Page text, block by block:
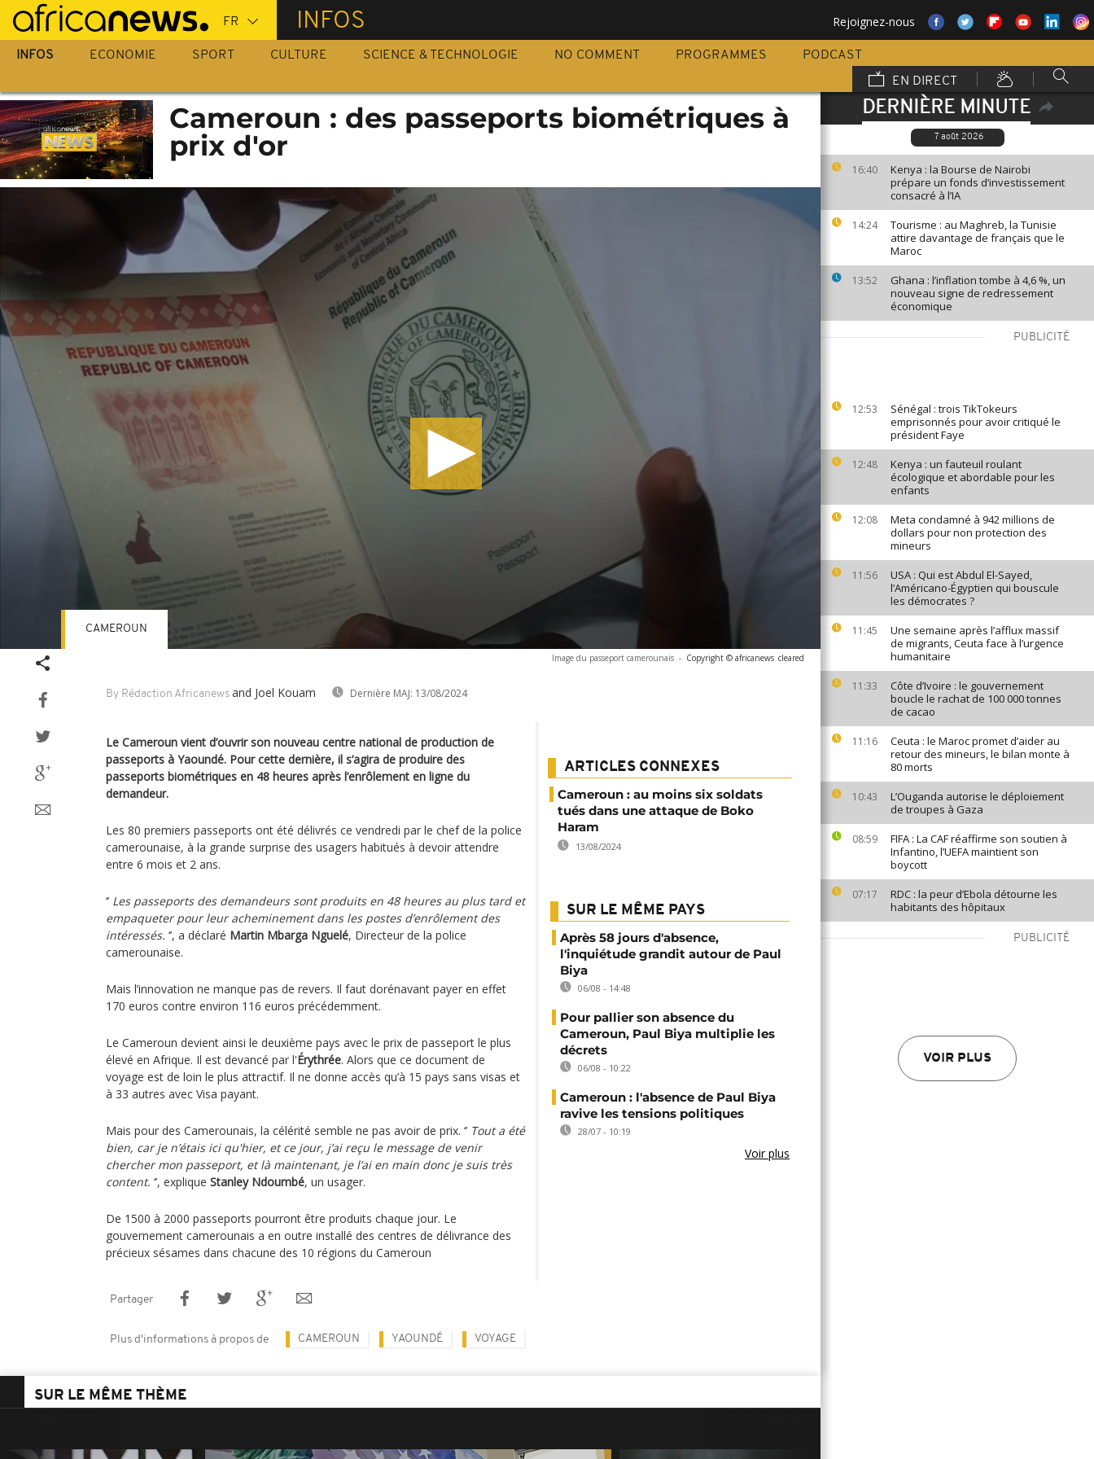
Passer
au
contenu
INFOS Rejoignez-nous
INFOS ECONOMIE SPORT CULTURE SCIENCE & TECHNOLOGIE NO COMMENT PROGRAMMES
PODCAST
EN DIRECT
DERNIÈRE MINUTE
7 août 2026
16:40
Kenya : la Bourse de Nairobi
prépare un fonds d’investissement
consacré à l’IA
14:24
Tourisme : au Maghreb, la Tunisie
attire davantage de français que le
Maroc
13:52
Ghana : l’inflation tombe à 4,6 %, un
nouveau signe de redressement
économique
PUBLICITÉ
12:53
Sénégal : trois TikTokeurs
emprisonnés pour avoir critiqué le
président Faye
12:48
Kenya : un fauteuil roulant
écologique et abordable pour les
enfants
12:08
Meta condamné à 942 millions de
dollars pour non protection des
mineurs
11:56
USA : Qui est Abdul El-Sayed,
l’Américano-Égyptien qui bouscule
les démocrates ?
11:45
Une semaine après l’afflux massif
de migrants, Ceuta face à l’urgence
humanitaire
11:33
Côte d’Ivoire : le gouvernement
boucle le rachat de 100 000 tonnes
de cacao
11:16
Ceuta : le Maroc promet d’aider au
retour des mineurs, le bilan monte à
80 morts
10:43
L’Ouganda autorise le déploiement
de troupes à Gaza
08:59
FIFA : La CAF réaffirme son soutien à
Infantino, l’UEFA maintient son
boycott
07:17
RDC : la peur d’Ebola détourne les
habitants des hôpitaux
PUBLICITÉ
VOIR PLUS
Cameroun : des passeports biométriques à
prix d'or
Image du passeport camerounais - Copyright © africanews cleared
By Rédaction Africanews and Joel Kouam Dernière MAJ: 13/08/2024
CAMEROUN
Le Cameroun vient d’ouvrir son nouveau centre national de production de
passeports à Yaoundé. Pour cette dernière, il s’agira de produire des
passeports biométriques en 48 heures après l’enrôlement en ligne du
demandeur.
Les 80 premiers passeports ont été délivrés ce vendredi par le chef de la police
camerounaise, à la grande surprise des usagers habitués à devoir attendre
entre 6 mois et 2 ans.
‘’ Les passeports des demandeurs sont produits en 48 heures au plus tard et
empaqueter pour leur acheminement dans les postes d’enrôlement des
intéressés. ‘’, a déclaré Martin Mbarga Nguelé, Directeur de la police
camerounaise.
Mais l’innovation ne manque pas de revers. Il faut dorénavant payer en effet
170 euros contre environ 116 euros précédemment.
Le Cameroun devient ainsi le deuxième pays avec le prix de passeport le plus
élevé en Afrique. Il est devancé par l'Érythrée. Alors que ce document de
voyage est de loin le plus attractif. Il ne donne accès qu’à 15 pays sans visas et
à 33 autres avec Visa payant.
Mais pour des Camerounais, la célérité semble ne pas avoir de prix. ‘’ Tout a été
bien, car je n’étais ici qu'hier, et ce jour, j’ai reçu le message de venir
chercher mon passeport, et là maintenant, je l’ai en main donc je suis très
content. ‘’, explique Stanley Ndoumbé, un usager.
De 1500 à 2000 passeports pourront être produits chaque jour. Le
gouvernement camerounais a en outre installé des centres de délivrance des
précieux sésames dans chacune des 10 régions du Cameroun
ARTICLES CONNEXES
Cameroun : au moins six soldats
tués dans une attaque de Boko
Haram
13/08/2024
SUR LE MÊME PAYS
Après 58 jours d'absence,
l'inquiétude grandit autour de Paul
Biya
06/08 - 14:48
Pour pallier son absence du
Cameroun, Paul Biya multiplie les
décrets
06/08 - 10:22
Cameroun : l'absence de Paul Biya
ravive les tensions politiques
28/07 - 10:19
Voir plus
Partager
Plus d'informations à propos de CAMEROUN YAOUNDÉ VOYAGE
SUR LE MÊME THÈME